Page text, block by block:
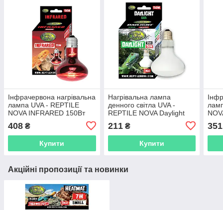
Інфрачервона нагрівальна
лампа UVA - REPTILE
NOVA INFRARED 150Вт
408 ₴
Купити
Нагрівальна лампа
денного світла UVA -
REPTILE NOVA Daylight
211₴
Купити
351
Акційні пропозиції та новинки